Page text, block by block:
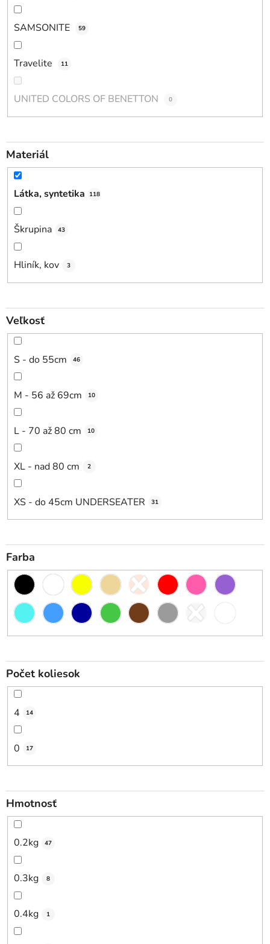
SAMSONITE 59
Travelite 11
UNITED COLORS OF BENETTON 0
Materiál
Látka, syntetika 118
Škrupina 43
Hliník, kov 3
Veľkosť
S - do 55cm 46
M - 56 až 69cm 10
L - 70 až 80 cm 10
XL - nad 80 cm 2
XS - do 45cm UNDERSEATER 31
Farba
Počet koliesok
4 14
0 17
Hmotnosť
0.2kg 47
0.3kg 8
0.4kg 1